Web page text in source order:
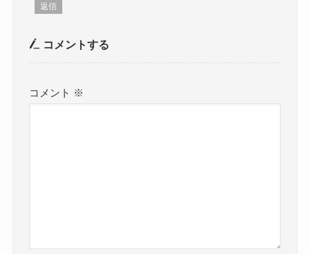
返信
コメントする
コメント ※